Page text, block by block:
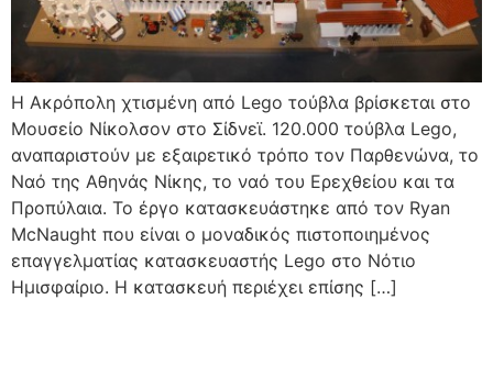
Η Ακρόπολη χτισμένη από Lego τούβλα βρίσκεται στο
Μουσείο Νίκολσον στο Σίδνεϊ. 120.000 τούβλα Lego,
αναπαριστούν με εξαιρετικό τρόπο τον Παρθενώνα, το
Ναό της Αθηνάς Νίκης, το ναό του Ερεχθείου και τα
Προπύλαια. Το έργο κατασκευάστηκε από τον Ryan
McNaught που είναι ο μοναδικός πιστοποιημένος
επαγγελματίας κατασκευαστής Lego στο Νότιο
Ημισφαίριο. Η κατασκευή περιέχει επίσης […]